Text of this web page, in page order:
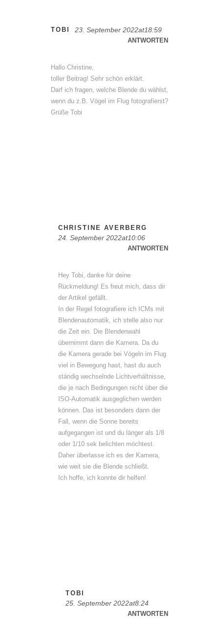
TOBI 23. September 2022at18:59
ANTWORTEN
Hallo Christine,
toller Beitrag! Sehr schön erklärt.
Darf ich fragen, welche Blende du wählst,
wenn du z.B. Vögel im Flug fotografierst?
Grüße Tobi
CHRISTINE AVERBERG
24. September 2022at10:06
ANTWORTEN
Hey Tobi, danke für deine
Rückmeldung! Es freut mich, dass dir
der Artikel gefällt.
In der Regel fotografiere ich ICMs mit
Blendenautomatik, ich stelle also nur
die Zeit ein. Die Blendenwahl
übernimmt dann die Kamera. Da du
die Kamera gerade bei Vögeln im Flug
viel in Bewegung hast, hast du auch
ständig wechselnde Lichtverhältnisse,
die je nach Bedingungen nicht über die
ISO-Automatik ausgeglichen werden
können. Das ist besonders dann der
Fall, wenn die Sonne bereits
aufgegangen ist und du länger als 1/8
oder 1/10 sek belichten möchtest.
Daher überlasse ich es der Kamera,
wie weit sie die Blende schließt.
Ich hoffe, ich konnte dir helfen!
TOBI
25. September 2022at8:24
ANTWORTEN